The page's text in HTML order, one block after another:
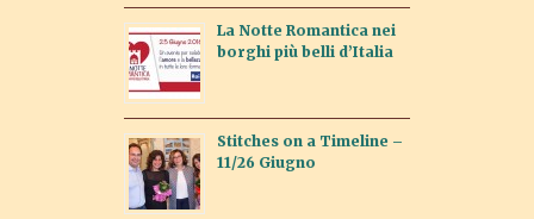
La Notte Romantica nei
borghi più belli d’Italia
Stitches on a Timeline –
11/26 Giugno